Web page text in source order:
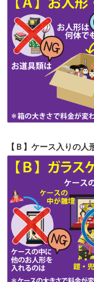
2026/06/20
雛人形
てくださる...
第63回人形供養祭
第62回人形供養
第61回人形供養祭
第60回人形供養
第59回人形供養祭
第58回人形供養
第56回人形供養祭
第55回人形供養
第54回人形供養
第53回人形供養
第52回人形供養
第51回人形供養
【Ｂ】ケース入りの人